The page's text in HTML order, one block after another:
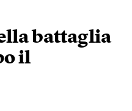
battaglia
il